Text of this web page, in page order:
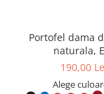
DESIGN BIFOLD
tradiționale de
mașini
ORGANIZARE
carduri
Portofel dama
naturala,
190,00
Alege